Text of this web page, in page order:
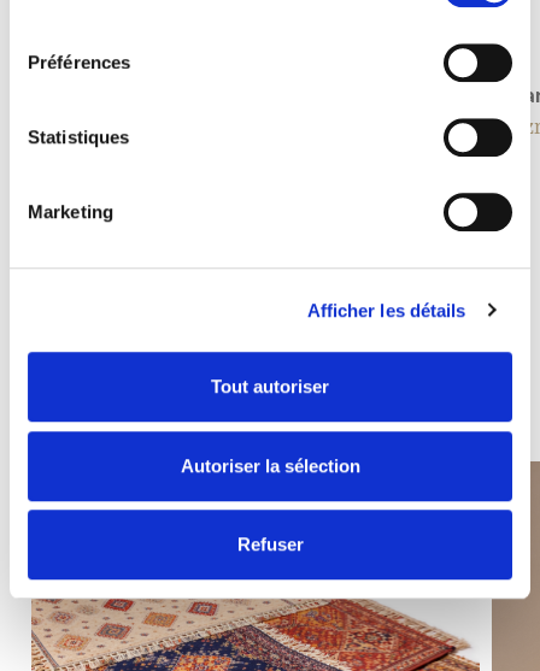
Préférences
Statistiques
Marketing
Afficher les détails
Tout autoriser
Autoriser la sélection
Refuser
Holzboden & Bodenabdeckung
Oft gesucht mit